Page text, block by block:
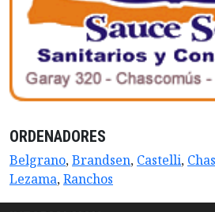
ORDENADORES
Belgrano,Brandsen, Castelli,
Lezama,Ranchos